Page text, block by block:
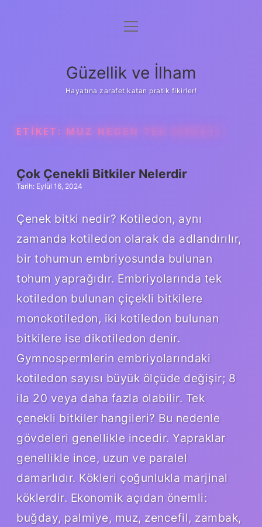
Anasayfa
Yasal Uyarı
menüyü
Güzellik ve İlham
Hayatına zarafet katan pratik fikirler!
ETIKET: MUZ NEDEN TEK ÇENEKLI
Çok Çenekli Bitkiler Nelerdir
Tarih: Eylül 16, 2024
Çenek bitki nedir? Kotiledon, aynı
zamanda kotiledon olarak da adlandırılır,
bir tohumun embriyosunda bulunan
tohum yaprağıdır. Embriyolarında tek
kotiledon bulunan çiçekli bitkilere
monokotiledon, iki kotiledon bulunan
bitkilere ise dikotiledon denir.
Gymnospermlerin embriyolarındaki
kotiledon sayısı büyük ölçüde değişir; 8
ila 20 veya daha fazla olabilir. Tek
çenekli bitkiler hangileri? Bu nedenle
gövdeleri genellikle incedir. Yapraklar
genellikle ince, uzun ve paralel
damarlıdır. Kökleri çoğunlukla marjinal
köklerdir. Ekonomik açıdan önemli:
buğday, palmiye, muz, zencefil, zambak,